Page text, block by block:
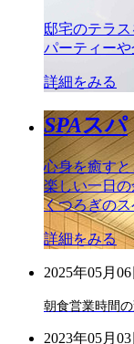
邸宅のテラ
パーティー
詳細をみる
SPAスパ
心身を癒す
楽しい一日
くつろぎの
詳細をみる
2025年05月06
朝食営業時間の
2023年05月03